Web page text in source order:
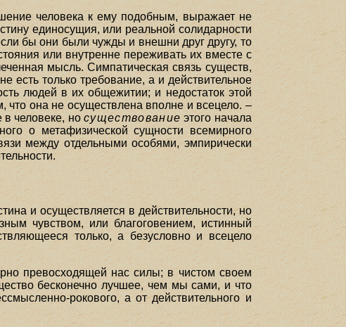
человека к ему подобным, выражает не
единосущия, или реальной солидарности
бы они были чужды и внешни друг другу, то
или внутренне переживать их вместе с
мысль. Симпатическая связь существ,
есть только требование, а и действительное
людей в их общежитии; и недостаток этой
что она не осуществлена вполне и всецело. –
человеке, но существование этого начала
о метафизической сущности всемирного
между отдельными особями, эмпирически
и осуществляется в действительности, но
чувством, или благоговением, истинный
только, а безусловно и всецело
превосходящей нас силы; в чистом своем
бесконечно лучшее, чем мы сами, и что
рокового, а от действительного и